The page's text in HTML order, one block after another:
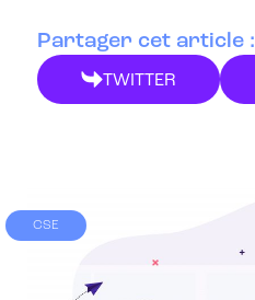
Partager cet article :
TWITTER
CSE